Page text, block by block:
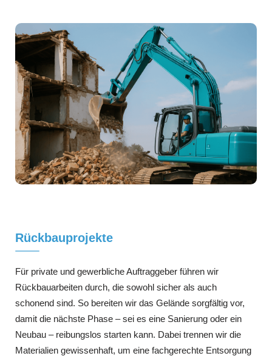
Rückbauprojekte
Für private und gewerbliche Auftraggeber führen wir
Rückbauarbeiten durch, die sowohl sicher als auch
schonend sind. So bereiten wir das Gelände sorgfältig vor,
damit die nächste Phase – sei es eine Sanierung oder ein
Neubau – reibungslos starten kann. Dabei trennen wir die
Materialien gewissenhaft, um eine fachgerechte Entsorgung